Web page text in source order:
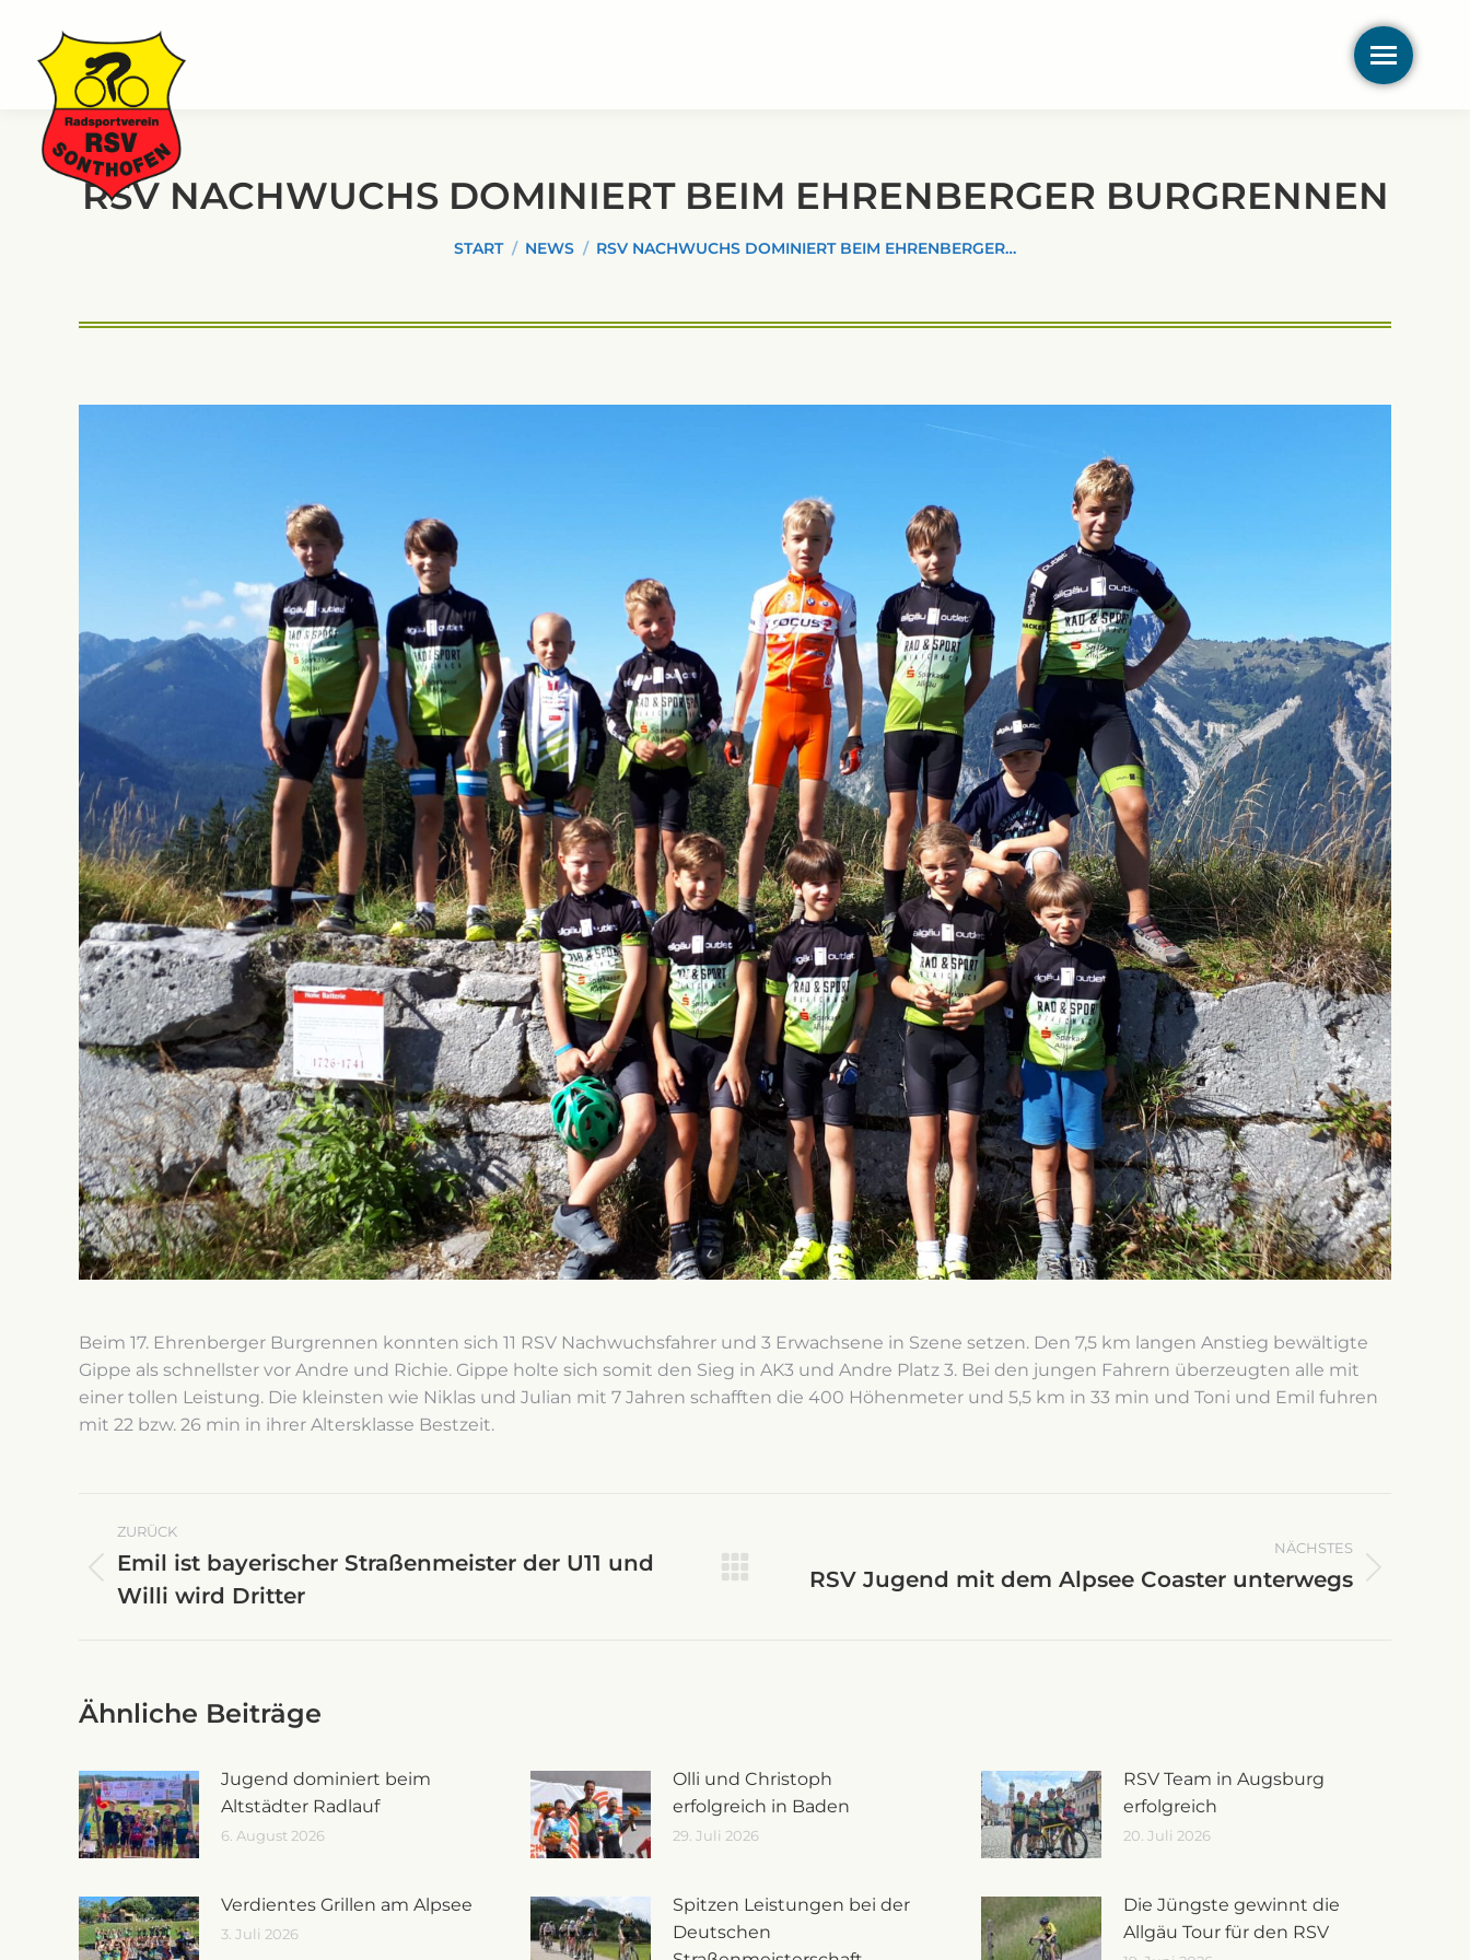
RSV NACHWUCHS DOMINIERT BEIM EHRENBERGER BURGRENNEN
START NEWS RSV NACHWUCHS DOMINIERT BEIM EHRENBERGER…
Beim 17. Ehrenberger Burgrennen konnten sich 11 RSV Nachwuchsfahrer und 3 Erwachsene in Szene setzen. Den 7,5 km langen Anstieg bewältigte
Gippe als schnellster vor Andre und Richie. Gippe holte sich somit den Sieg in AK3 und Andre Platz 3. Bei den jungen Fahrern überzeugten alle mit
einer tollen Leistung. Die kleinsten wie Niklas und Julian mit 7 Jahren schafften die 400 Höhenmeter und 5,5 km in 33 min und Toni und Emil fuhren
mit 22 bzw. 26 min in ihrer Altersklasse Bestzeit.
Kommentarnavigation
ZURÜCK
Beitrag:
Emil ist bayerischer Straßenmeister der U11 und
Willi wird Dritter
NÄCHSTES
Nächster
RSV Jugend mit dem Alpsee Coaster unterwegs
Ähnliche Beiträge
Jugend dominiert beim
Altstädter Radlauf
6. August 2026
Olli und Christoph
erfolgreich in Baden
29. Juli 2026
RSV Team in Augsburg
erfolgreich
20. Juli 2026
Verdientes Grillen am Alpsee
3. Juli 2026
Spitzen Leistungen bei der
Deutschen
Die Jüngste gewinnt die
Allgäu Tour für den RSV